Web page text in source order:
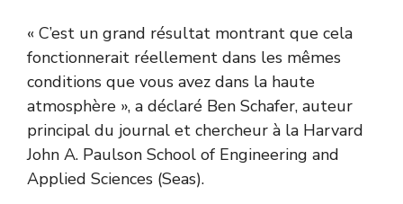
« C’est un grand résultat montrant que cela
fonctionnerait réellement dans les mêmes
conditions que vous avez dans la haute
atmosphère », a déclaré Ben Schafer, auteur
principal du journal et chercheur à la Harvard
John A. Paulson School of Engineering and
Applied Sciences (Seas).